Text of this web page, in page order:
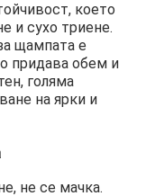
което
и сухо триене.
щампата е
придава обем и
голяма
на ярки и
не се мачка.